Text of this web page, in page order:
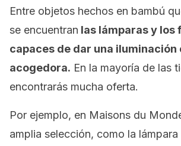
Entre objetos hechos en bambú
se encuentran las lámparas y los
capaces de dar una iluminación
acogedora. En la mayoría de las
encontrarás mucha oferta.
Por ejemplo, en Maisons du
amplia selección, como la